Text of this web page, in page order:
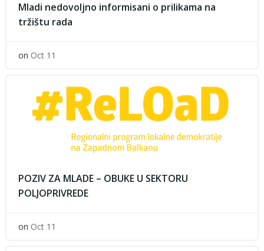
Mladi nedovoljno informisani o prilikama na
tržištu rada
on Oct 11
POZIV ZA MLADE – OBUKE U SEKTORU
POLJOPRIVREDE
on Oct 11